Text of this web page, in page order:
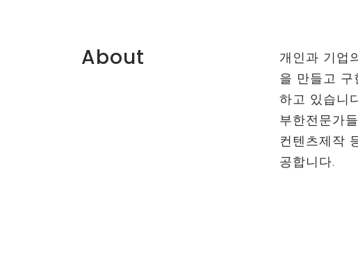
About
개인과 기업
을 만들고
하고 있습니
부한전문가
컨텐츠제작
공합니다.